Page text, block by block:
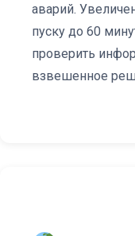
аварий.
пуску до 60
проверить
взвешенное